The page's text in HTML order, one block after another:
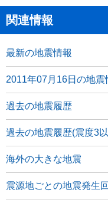
関連情報
最新の地震情報
2011年07月16日の地震
過去の地震履歴
過去の地震履歴(震度3
海外の大きな地震
震源地ごとの地震発生